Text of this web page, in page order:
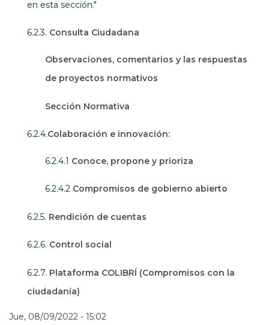
en esta sección."
6.2.3. Consulta Ciudadana
Observaciones, comentarios y las respuestas
de proyectos normativos
Sección Normativa
6.2.4.Colaboración e innovación:
6.2.4.1 Conoce, propone y prioriza
6.2.4.2 Compromisos de gobierno abierto
6.2.5. Rendición de cuentas
6.2.6. Control social
6.2.7. Plataforma COLIBRÍ (Compromisos con la
ciudadanía)
Jue, 08/09/2022 - 15:02